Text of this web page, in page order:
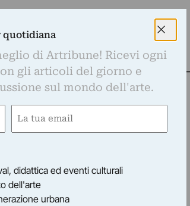
quotidiana
di Artribune! Ricevi ogni
gli articoli del giorno e
sul mondo dell'arte.
Email
didattica ed eventi culturali
dell'arte
urbana